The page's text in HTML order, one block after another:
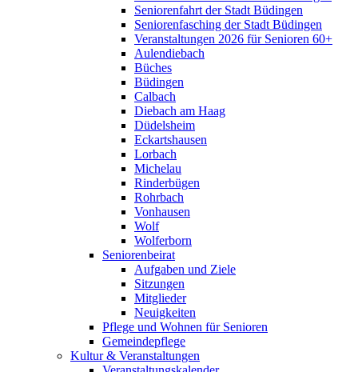
Seniorenfahrt der Stadt Büdingen
Seniorenfasching der Stadt Büdingen
Veranstaltungen 2026 für Senioren 60+
Aulendiebach
Büches
Büdingen
Calbach
Diebach am Haag
Düdelsheim
Eckartshausen
Lorbach
Michelau
Rinderbügen
Rohrbach
Vonhausen
Wolf
Wolferborn
Seniorenbeirat
Aufgaben und Ziele
Sitzungen
Mitglieder
Neuigkeiten
Pflege und Wohnen für Senioren
Gemeindepflege
Kultur & Veranstaltungen